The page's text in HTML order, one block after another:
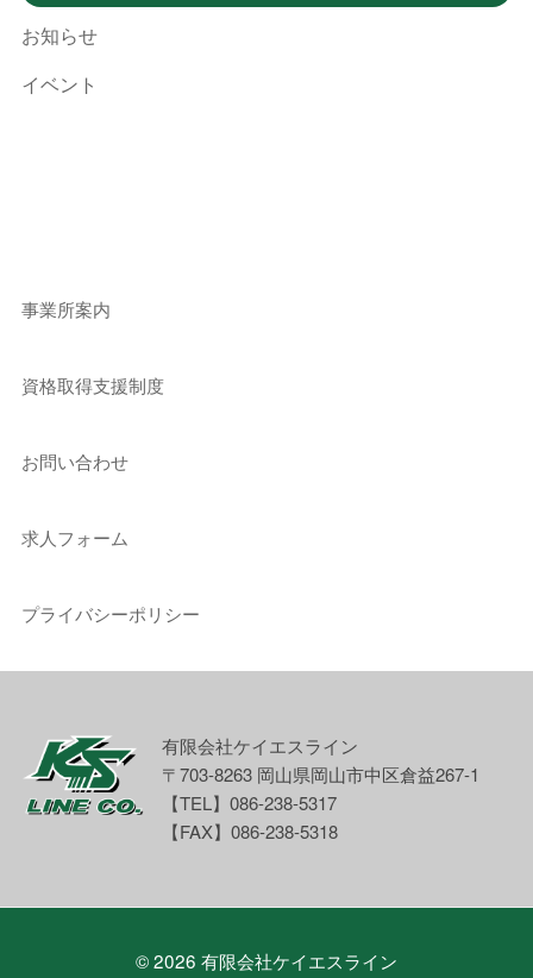
お知らせ
イベント
事業所案内
資格取得支援制度
お問い合わせ
求人フォーム
プライバシーポリシー
有限会社ケイエスライン
〒703-8263 岡山県岡山市中区倉益267-1
【TEL】086-238-5317
【FAX】086-238-5318
© 2026 有限会社ケイエスライン